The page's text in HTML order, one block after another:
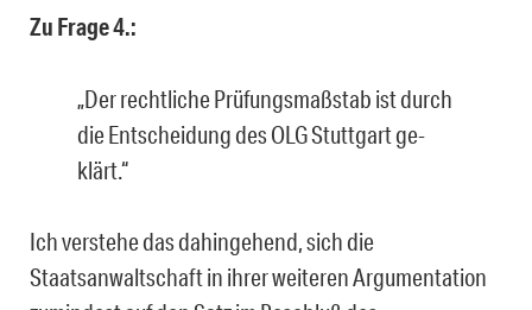
Zu Frage 4.:
„Der rechtliche Prüfungsmaßstab ist durch
die Entscheidung des OLG Stuttgart ge­
klärt.“
Ich verstehe das dahingehend, sich die
Staatsanwaltschaft in ihrer weiteren Argumenta­tion